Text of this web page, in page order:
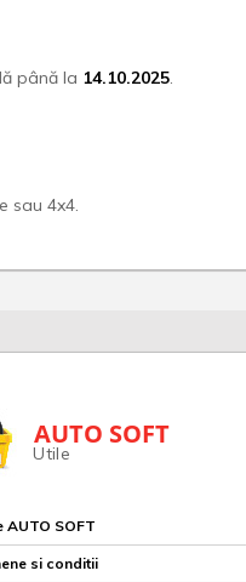
până la 14.10.2025.
sau 4x4.
AUTO SOFT
Utile
AUTO SOFT
si conditii